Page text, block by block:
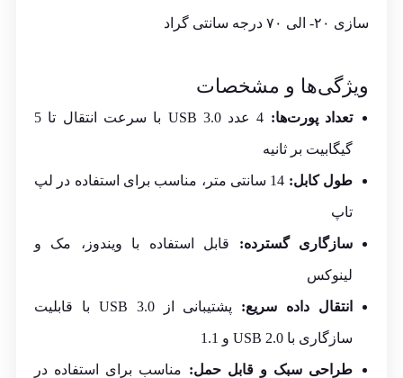
سازی ۲۰- الی ۷۰ درجه سانتی گراد
ویژگی‌ها و مشخصات
تعداد پورت‌ها: 4 عدد USB 3.0 با سرعت انتقال تا 5
گیگابیت بر ثانیه
طول کابل: 14 سانتی متر، مناسب برای استفاده در لپ
تاپ
سازگاری گسترده: قابل استفاده با ویندوز، مک و
لینوکس
انتقال داده سریع: پشتیبانی از USB 3.0 با قابلیت
سازگاری با USB 2.0 و 1.1
طراحی سبک و قابل حمل: مناسب برای استفاده در